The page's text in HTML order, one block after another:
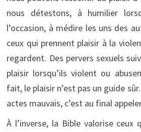
nous détestons, à humilier
l’occasion, à médire les uns des
ceux qui prennent plaisir à la
regardent. Des pervers sexuels
plaisir lorsqu’ils violent ou
fait, le plaisir n’est pas un guide
actes mauvais, c’est au final
À l’inverse, la Bible valorise ceux